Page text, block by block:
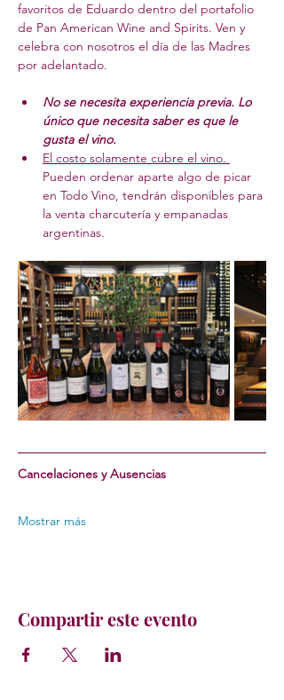
favoritos de Eduardo dentro del portafolio
de Pan American Wine and Spirits. Ven y
celebra con nosotros el día de las Madres
por adelantado.
No se necesita experiencia previa. Lo
único que necesita saber es que le
gusta el vino.
El costo solamente cubre el vino.
Pueden ordenar aparte algo de picar
en Todo Vino, tendrán disponibles para
la venta charcutería y empanadas
argentinas.
Cancelaciones y Ausencias
Mostrar más
Compartir este evento